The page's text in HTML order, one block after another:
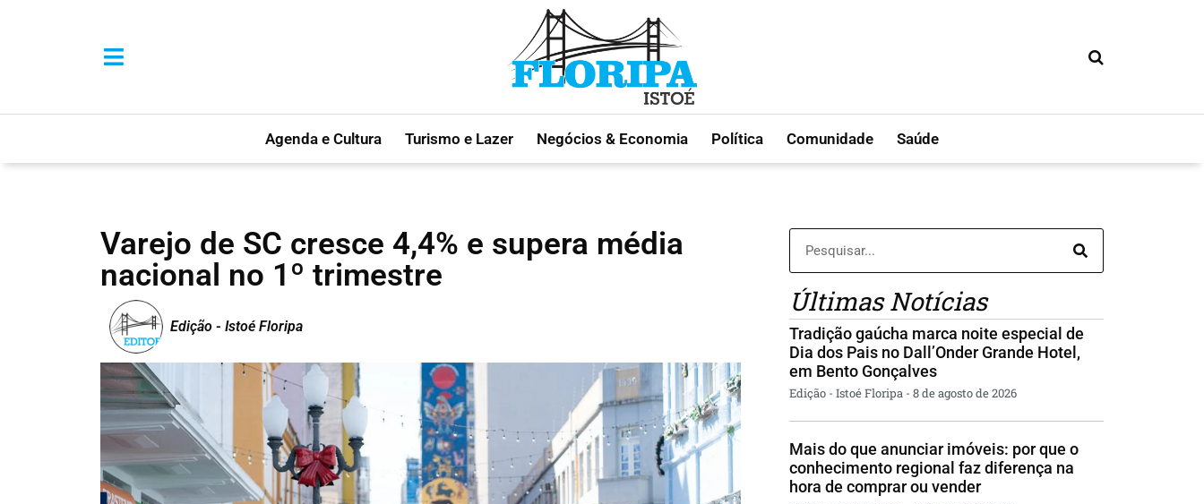
Agenda e Cultura Turismo e Lazer Negócios & Economia Política Comunidade Saúde
Varejo de SC cresce 4,4% e supera média
nacional no 1º trimestre
Edição - Istoé Floripa
Últimas Notícias
Tradição gaúcha marca noite especial de
Dia dos Pais no Dall’Onder Grande Hotel,
em Bento Gonçalves
Edição - Istoé Floripa 8 de agosto de 2026
Mais do que anunciar imóveis: por que o
conhecimento regional faz diferença na
hora de comprar ou vender